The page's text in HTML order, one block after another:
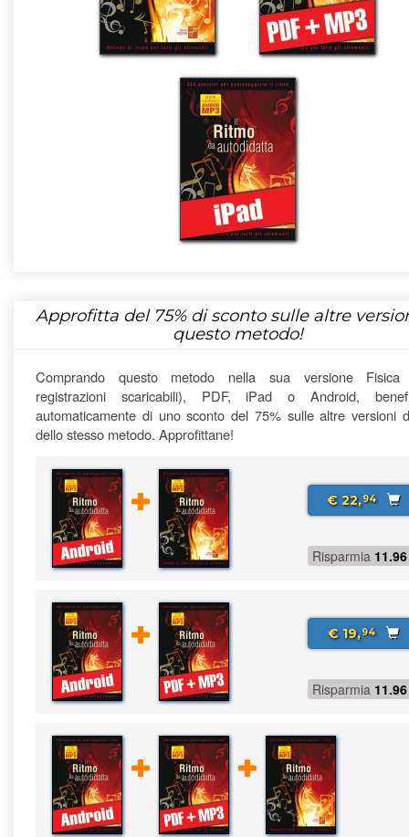
Approfitta del 75%di sconto sulle altre
questo metodo!
Comprando questo metodo nella sua versione Fisica
registrazioni scaricabili), PDF, iPad o Android,
automaticamente di uno sconto del 75% sulle altre versioni
dello stesso metodo. Approfittane!
€ 22,94
Risparmia 11.96
€ 19,94
Risparmia 11.96